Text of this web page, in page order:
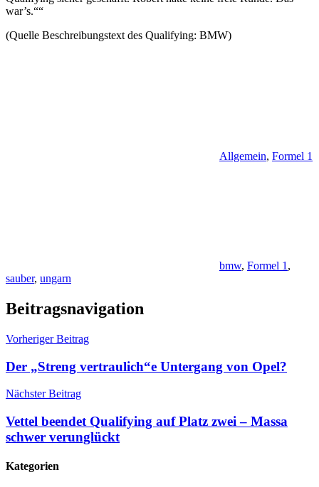
war’s.““
(Quelle Beschreibungstext des Qualifying: BMW)
Allgemein, Formel 1
bmw, Formel 1 ,
sauber, ungarn
Beitragsnavigation
Vorheriger Beitrag
Der „Streng vertraulich“e Untergang von Opel?
Nächster Beitrag
Vettel beendet Qualifying auf Platz zwei – Massa
schwer verunglückt
Kategorien